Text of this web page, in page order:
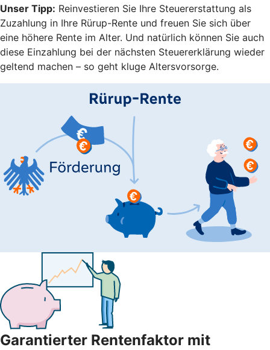
Unser Tipp: Reinvestieren Sie Ihre Steuererstattung als
Zuzahlung in Ihre Rürup-Rente und freuen Sie sich über
eine höhere Rente im Alter. Und natürlich können Sie auch
diese Einzahlung bei der nächsten Steuererklärung wieder
geltend machen – so geht kluge Altersvorsorge.
Garantierter Rentenfaktor mit